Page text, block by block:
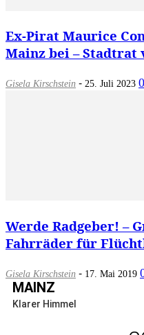
Ex-Pirat Maurice
Mainz bei – Stadtrat
Gisela Kirschstein - 25. Juli 2023 0
Werde Radgeber! –
Fahrräder für
Gisela Kirschstein - 17. Mai 2019
MAINZ
Klarer Himmel